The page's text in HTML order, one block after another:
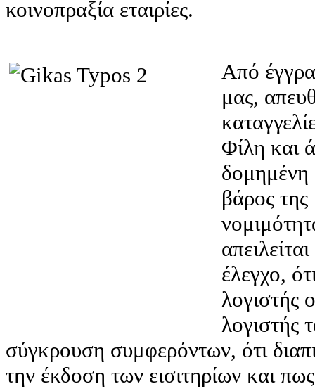
κοινοπραξία εταιρίες.
Από
μας,
Φίλη και
δομημένη
βάρος της
έλεγχο,
λογιστής
λογιστής
σύγκρουση συμφερόντων, ότι
την έκδοση των εισιτηρίων και